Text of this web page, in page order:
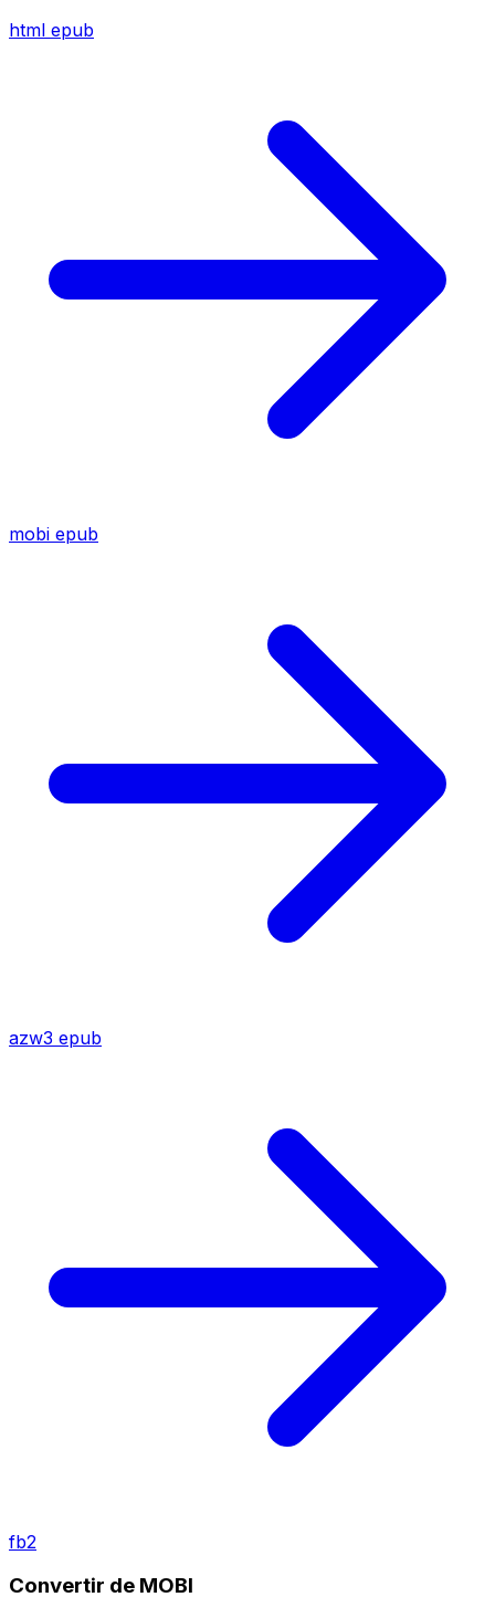
html epub
mobi epub
azw3 epub
fb2
Convertir de MOBI